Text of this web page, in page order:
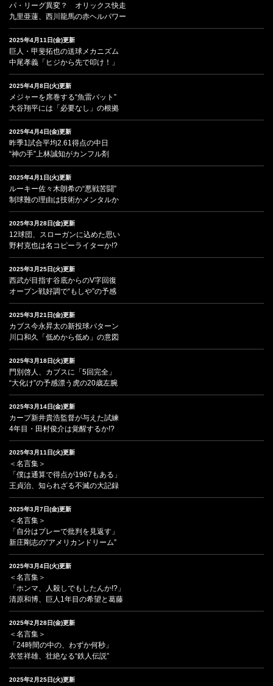
パ・リーグ異変？ オリックス快走
九里亜蓮、西川龍馬の赤ヘルパワー
2025年4月11日(金)更新
巨人・甲斐拓也の送球メカニズム
中尾孝義「ヒジから先で叩け！」
2025年4月8日(火)更新
メジャーを席巻する“魚雷バット”
大谷翔平には「必要なし」の根拠
2025年4月4日(金)更新
昨季1試合平均2.61得点の中日
“神の手”上林誠知がカンフル剤
2025年4月1日(火)更新
ルーキー佐々木朗希の“悪戦苦闘”
制球難の理由は技術かメンタルか
2025年3月28日(金)更新
12球団、スローガンに込めた思い
野村克也は名コピーライターか!?
2025年3月25日(火)更新
西武が目指す谷底からのV字回復
オープン戦好調で“もしや”の予感
2025年3月21日(金)更新
カブス今永昇太の新投球パターン
川口和久「低めから低め」の意図
2025年3月18日(火)更新
門別啓人、カブスに「5回完全」
“大化け”の予感漂う虎の20歳左腕
2025年3月14日(金)更新
カープ新井貴浩監督が与えた試練
4年目・田村俊介は覚醒するか!?
2025年3月11日(火)更新
＜名言集＞
「僕は通算で得点が1967もある」
王貞治、知られざる不滅の大記録
2025年3月7日(金)更新
＜名言集＞
「自分はプレーで批判を見返す」
新庄剛志の“アメリカンドリーム”
2025年3月4日(火)更新
＜名言集＞
「ホンマ、人殺しでもしたんか!?」
清原和博、巨人1年目の希望と葛藤
2025年2月28日(金)更新
＜名言集＞
「24時間の中の、わずか何秒」
衣笠祥雄、壮絶なる“鉄人伝説”
2025年2月25日(火)更新